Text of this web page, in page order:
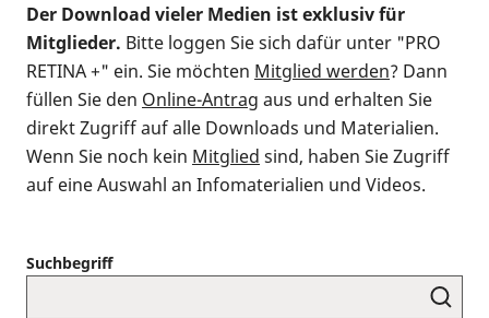
Der Download vieler Medien ist exklusiv für
Mitglieder. Bitte loggen Sie sich dafür unter "PRO
RETINA +" ein. Sie möchten Mitglied werden? Dann
füllen Sie den Online-Antrag aus und erhalten Sie
direkt Zugriff auf alle Downloads und Materialien.
Wenn Sie noch kein Mitglied sind, haben Sie Zugriff
auf eine Auswahl an Infomaterialien und Videos.
Suchbegriff